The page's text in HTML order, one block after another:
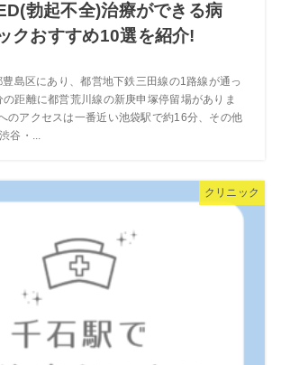
勃起不全)治療ができる病
クおすすめ10選を紹介!
島区にあり、都営地下鉄三田線の1路線が通っ
距離に都営荒川線の新庚申塚停留場がありま
のアクセスは一番近い池袋駅で約16分、その他
谷・...
クリニック